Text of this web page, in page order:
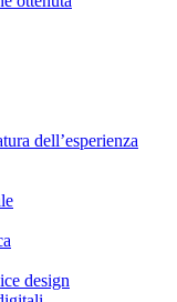
dell’esperienza
design